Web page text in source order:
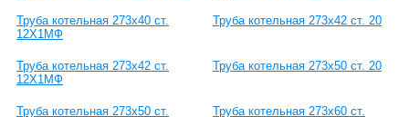
Труба котельная 273х40 ст.
12Х1МФ
Труба котельная 273х42 ст. 20
Труба котельная 273х42 ст.
12Х1МФ
Труба котельная 273х50 ст. 20
Труба котельная 273х50 ст. Труба котельная 273х60 ст.